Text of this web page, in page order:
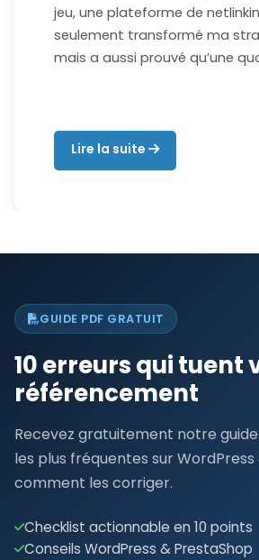
jeu, une plateforme de
seulement transformé ma
mais a aussi prouvé qu’une
Lire la suite
GUIDE PDF GRATUIT
10 erreurs qui tuent
référencement
Recevez gratuitement notre guide
les plus fréquentes sur
comment les corriger.
Checklist actionnable en 10 points
Conseils WordPress & PrestaShop